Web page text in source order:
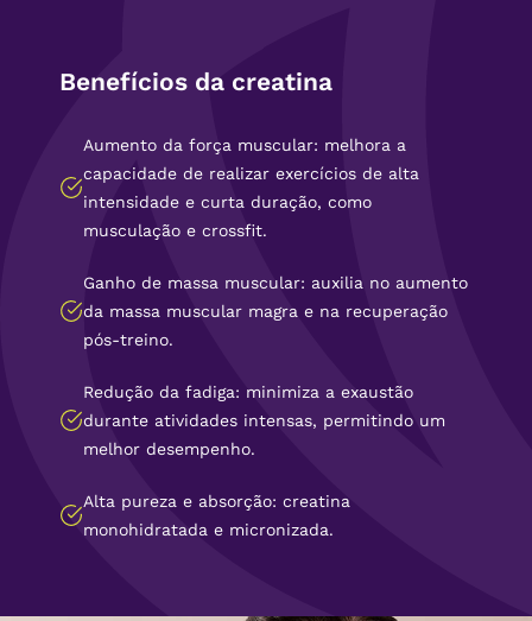
Benefícios da creatina
Aumento da força muscular: melhora a
capacidade de realizar exercícios de alta
intensidade e curta duração, como
musculação e crossfit.
Ganho de massa muscular: auxilia no aumento
da massa muscular magra e na recuperação
pós-treino.
Redução da fadiga: minimiza a exaustão
durante atividades intensas, permitindo um
melhor desempenho.
Alta pureza e absorção: creatina
monohidratada e micronizada.